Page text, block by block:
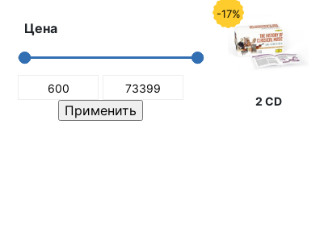
Цена
-17%
2 CD